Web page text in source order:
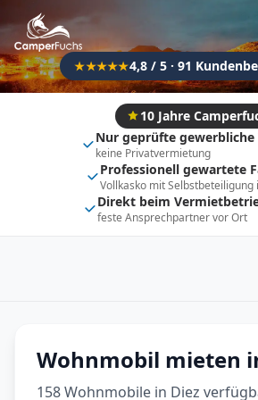
★★★★★4,8 / 5 · 91
10 Jahre
Nur geprüfte
keine Privatvermietung
Professionell gewartete
Vollkasko mit Selbstbeteiligung
Direkt beim
feste Ansprechpartner vor Ort
Flexibel (±3 Tage)
Fahrzeugtyp
Vollintegriert
Alkoven
Wohnwagen
Wohnmobil mieten
158 Wohnmobile in Diez